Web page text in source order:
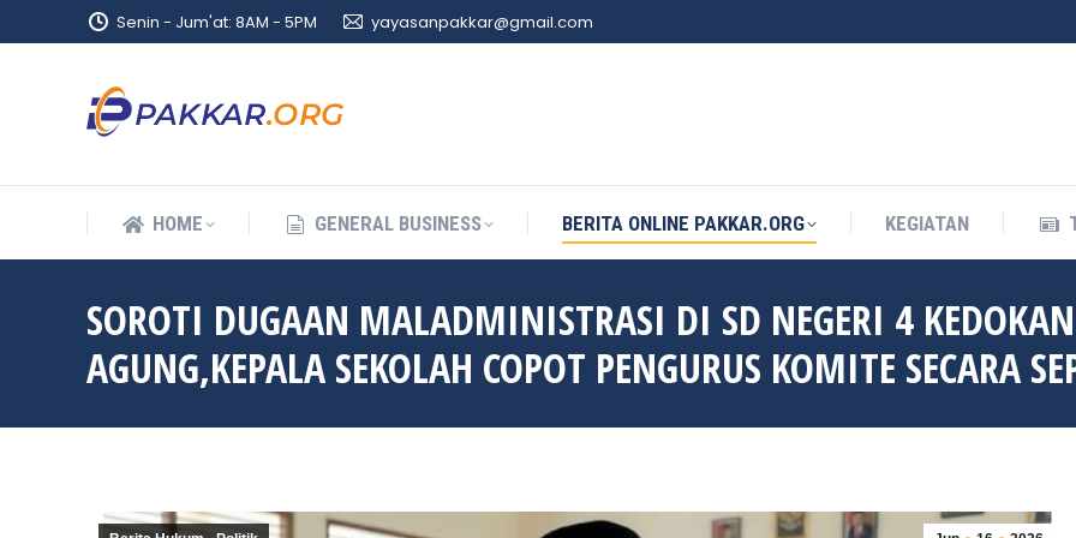
Senin - Jum'at: 8AM - 5PM yayasanpakkar@gmail.com
HOME GENERAL BUSINESS BERITA ONLINE PAKKAR.ORG KEGIATAN
SOROTI DUGAAN MALADMINISTRASI DI SD NEGERI 4 KEDOKAN
AGUNG,KEPALA SEKOLAH COPOT PENGURUS KOMITE SECARA
HOME GENERAL BUSINESS BERITA ONLINE PAKKAR.ORG KEGIATAN